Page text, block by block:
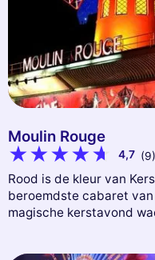
Moulin Rouge
4,7 (9)
Rood is de kleur van
beroemdste cabaret van
magische kerstavond